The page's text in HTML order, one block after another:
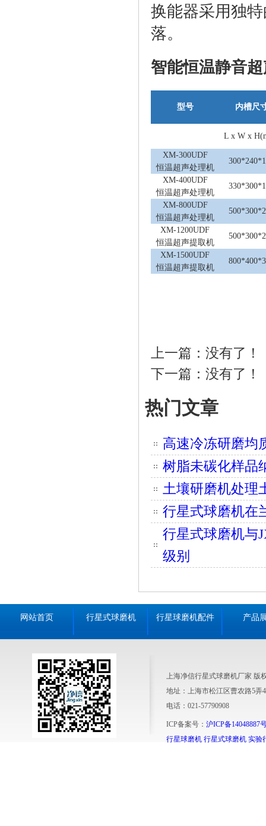
换能器采用独
落。
智能恒温静音
型号 内槽尺
L x W x
XM-300UDF
恒温超声处理机
XM-400UDF
恒温超声处理机
XM-800UDF
恒温超声处理机
XM-1200UDF
恒温超声提取机
XM-1500UDF
恒温超声提取机
上一篇：没有了！
下一篇：没有了！
热门文章
高速冷冻研磨均
树脂未碳化样品
土壤研磨机处理
行星式球磨机在
行星式球磨机与
级别
网站首页 行星式球磨机 行星球磨机配件 产品
上海净信行星式球磨机厂家 版
地址：上海市松江区曹农路5弄
电话：021-57790908
ICP备案号： 沪ICP备14048887
行星球磨机 行星式球磨机 实验